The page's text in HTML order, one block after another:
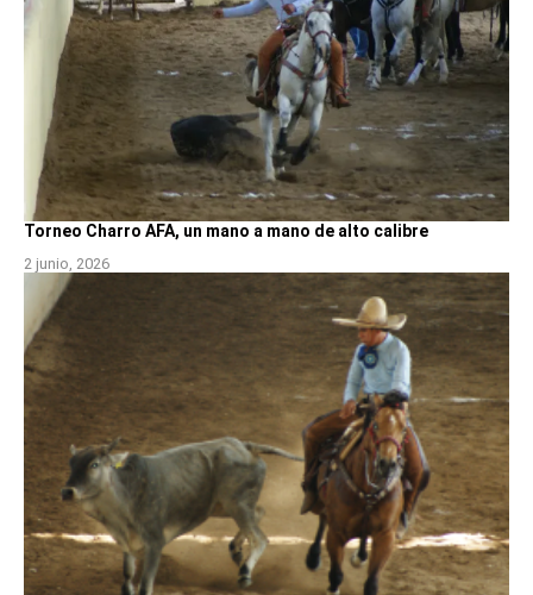
Torneo Charro AFA, un mano a mano de alto calibre
2 junio, 2026